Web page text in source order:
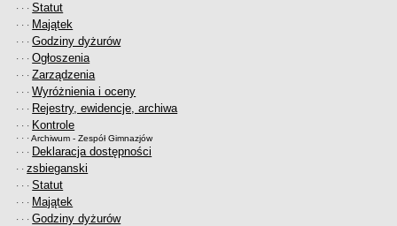
· · ·Statut
· · · Majątek
· · ·Godziny dyżurów
· · ·Ogłoszenia
· · ·Zarządzenia
· · ·Wyróżnienia i oceny
· · · Rejestry, ewidencje, archiwa
· · · Kontrole
· · ·Archiwum - Zespół Gimnazjów
· · · Deklaracja dostępności
· ·zsbieganski
· · ·Statut
· · · Majątek
· · ·Godziny dyżurów